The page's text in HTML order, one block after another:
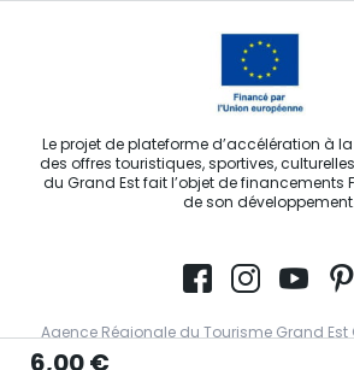
Le projet de plateforme d’accélération à
des offres touristiques, sportives,
du Grand Est fait l’objet de financements
de son développement.
Agence Régionale du Tourisme Grand